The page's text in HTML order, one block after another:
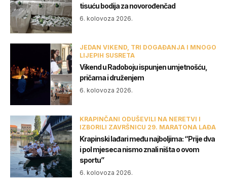
tisuću bodija za novorođenčad
6. kolovoza 2026.
JEDAN VIKEND, TRI DOGAĐANJA I MNOGO
LIJEPIH SUSRETA
Vikend u Radoboju ispunjen umjetnošću,
pričama i druženjem
6. kolovoza 2026.
KRAPINČANI ODUŠEVILI NA NERETVI I
IZBORILI ZAVRŠNICU 29. MARATONA LAĐA
Krapinski lađari među najboljima: “Prije dva
i pol mjeseca nismo znali ništa o ovom
sportu”
6. kolovoza 2026.